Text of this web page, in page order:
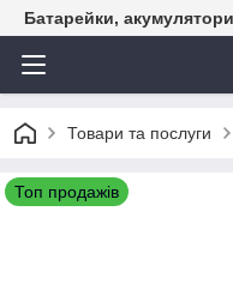
Батарейки,
Товари та послуги
Топ продажів